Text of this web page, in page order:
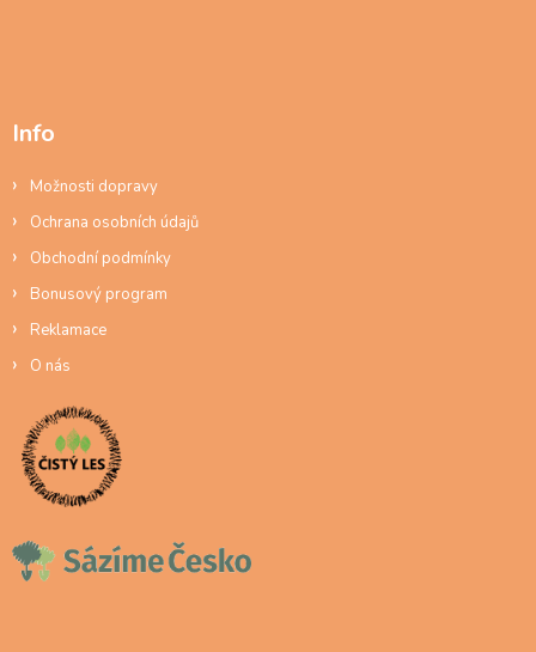
Info
Možnosti dopravy
Ochrana osobních údajů
Obchodní podmínky
Bonusový program
Reklamace
O nás